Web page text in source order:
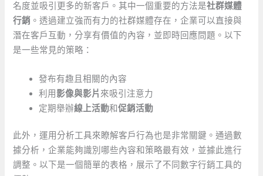
名度並吸引更多的新客戶。其中一個重要的方法是社群媒體
行銷 。透過建立強而有力的社群媒體存在，企業可以直接與
潛在客戶互動，分享有價值的內容，並即時回應問題。以下
是一些常見的策略：
發布有趣且相關的內容
利用 影像與影片 來吸引注意力
定期舉辦線上活動和促銷活動
此外，運用分析工具來瞭解客戶行為也是非常關鍵。通過數
據分析，企業能夠識別哪些內容和策略最有效，並據此進行
調整。以下是一個簡單的表格，展示了不同數字行銷工具的